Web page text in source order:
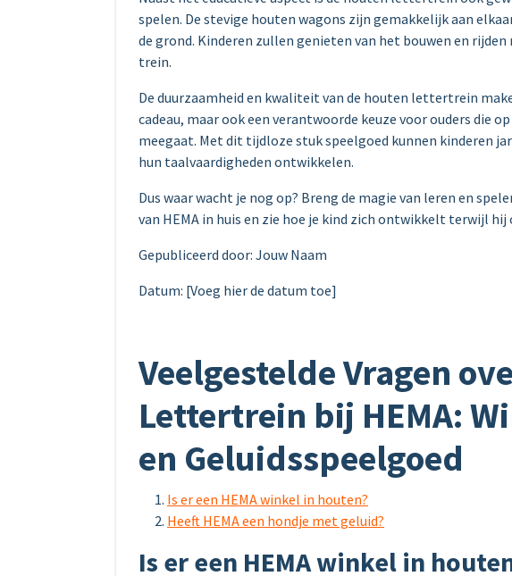
spelen. De stevige houten wagons zijn gemakkelijk aan
de grond. Kinderen zullen genieten van het bouwen en
trein.
De duurzaamheid en kwaliteit van de houten lettertrein
cadeau, maar ook een verantwoorde keuze voor ouders die
meegaat. Met dit tijdloze stuk speelgoed kunnen kinderen
hun taalvaardigheden ontwikkelen.
Dus waar wacht je nog op? Breng de magie van leren en
van HEMA in huis en zie hoe je kind zich ontwikkelt terwijl
Gepubliceerd door: Jouw Naam
Datum: [Voeg hier de datum toe]
Veelgestelde Vragen
Lettertrein bij HEMA:
en Geluidsspeelgoed
Is er een HEMA winkel in houten?
Heeft HEMA een hondje met geluid?
Is er een HEMA winkel in